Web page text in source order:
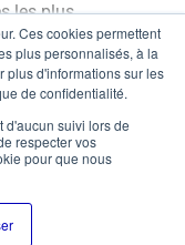
Ces cookies permettent
plus personnalisés, à la
plus d'informations sur les
de confidentialité.
d'aucun suivi lors de
respecter vos
pour que nous
les plus
BtoB, le
qui désirent
technologies
valeur ou